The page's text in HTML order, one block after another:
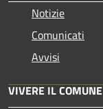
Notizie
Comunicati
Avvisi
VIVERE IL COMUNE